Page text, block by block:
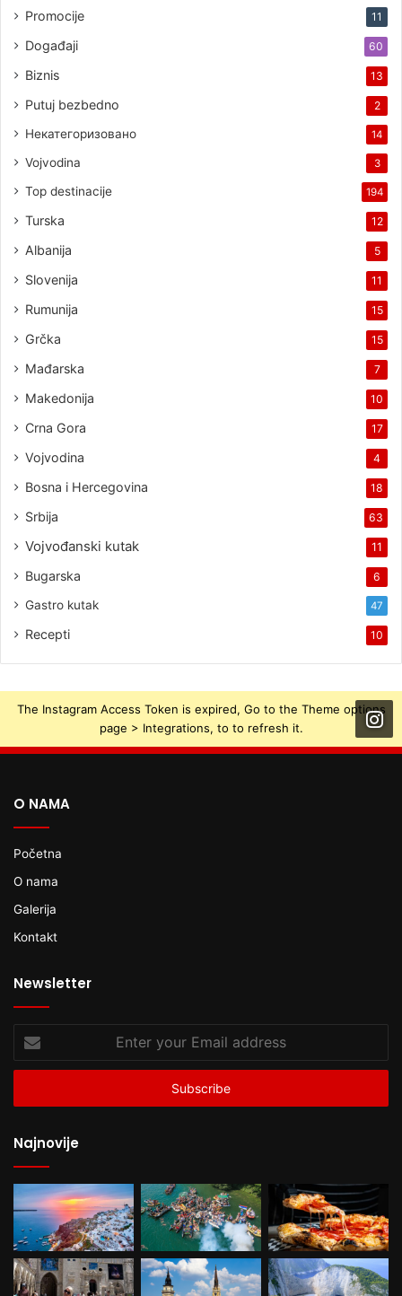
Promocije 11
Događaji 60
Biznis 13
Putuj bezbedno 2
Некатегоризовано 14
Vojvodina 3
Top destinacije 194
Turska 12
Albanija 5
Slovenija 11
Rumunija 15
Grčka 15
Mađarska 7
Makedonija 10
Crna Gora 17
Vojvodina 4
Bosna i Hercegovina 18
Srbija 63
Vojvođanski kutak 11
Bugarska 6
Gastro kutak 47
Recepti 10
The Instagram Access Token is expired, Go to the Theme options
page > Integrations, to to refresh it.
O NAMA
Početna
O nama
Galerija
Kontakt
Newsletter
your
Email
Najnovije